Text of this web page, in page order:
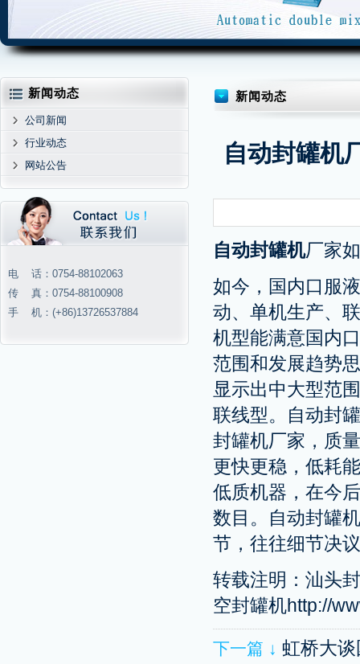
新闻动态
公司新闻
行业动态
网站公告
电 话：0754-88102063
传 真：0754-88100908
手 机：(+86)13726537884
新闻动态
自动封罐机
自动封罐机厂家
如今，国内口服
动、单机生产、
机型能满意国内
范围和发展趋势
显示出中大型范
联线型。自动封
封罐机厂家，质
更快更稳，低耗
低质机器，在今
数目。自动封罐
节，往往细节决
转载注明：汕头
空封罐机http://
下一篇 ↓ 虹桥大